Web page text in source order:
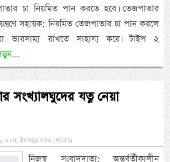
চা নিয়মিত পান করতে হবে। তেজপাতার
সহায়ক: নিয়মিত তেজপাতার চা পান করলে
ভারসাম্য রাখতে সাহায্য করে। টাইপ ২
সংখ্যালঘুদের যত্ন নেয়া
এএম, ইয়াওমুছ সাবত (শনিবার)
নিজস্ব সংবাদদাতা: অন্তর্বর্তীকালীন